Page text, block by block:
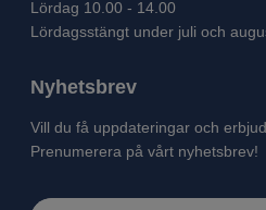
Lördag 10.00 - 14.00
Lördagsstängt under juli och
Nyhetsbrev
Vill du få uppdateringar och
Prenumerera på vårt nyhetsbrev!